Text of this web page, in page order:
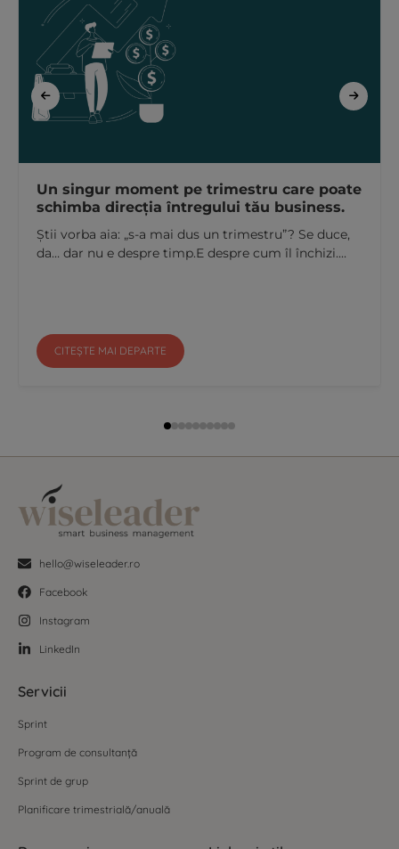
Un singur moment pe trimestru care poate
schimba direcția întregului tău business.
Știi vorba aia: „s-a mai dus un trimestru”? Se duce,
da… dar nu e despre timp.E despre cum îl închizi....
CITEȘTE MAI DEPARTE
hello@wiseleader.ro
Facebook
Instagram
LinkedIn
Servicii
Sprint
Program de consultanță
Sprint de grup
Planificare trimestrială/anuală